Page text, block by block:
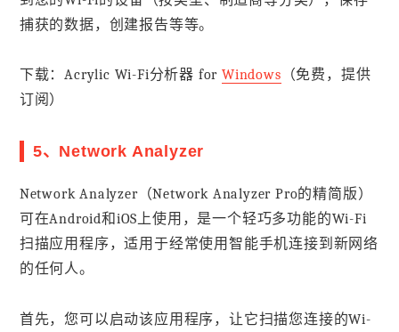
捕获的数据，创建报告等等。
下载：Acrylic Wi-Fi分析器 for Windows （免费，提供
订阅）
5、Network Analyzer
Network Analyzer（Network Analyzer Pro的精简版）
可在Android和iOS上使用，是一个轻巧多功能的Wi-Fi
扫描应用程序，适用于经常使用智能手机连接到新网络
的任何人。
首先，您可以启动该应用程序，让它扫描您连接的Wi-